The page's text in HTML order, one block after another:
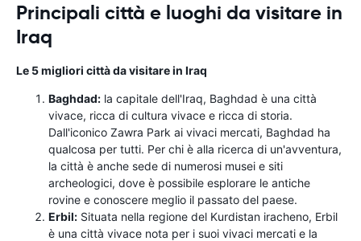
Principali città e luoghi da visitare in
Iraq
Le 5 migliori città da visitare in Iraq
Baghdad: la capitale dell'Iraq, Baghdad è una città
vivace, ricca di cultura vivace e ricca di storia.
Dall'iconico Zawra Park ai vivaci mercati, Baghdad ha
qualcosa per tutti. Per chi è alla ricerca di un'avventura,
la città è anche sede di numerosi musei e siti
archeologici, dove è possibile esplorare le antiche
rovine e conoscere meglio il passato del paese.
Erbil: Situata nella regione del Kurdistan iracheno, Erbil
è una città vivace nota per i suoi vivaci mercati e la